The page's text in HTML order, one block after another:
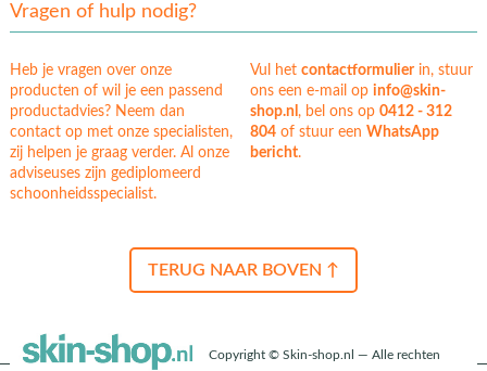
Vragen of hulp nodig?
Heb je vragen over onze
producten of wil je een passend
productadvies? Neem dan
contact op met onze specialisten,
zij helpen je graag verder. Al onze
adviseuses zijn gediplomeerd
schoonheidsspecialist.
Vul hetcontactformulierin, stuur
ons een e-mail opinfo@skin-
shop.nl , bel ons op0412 - 312
804 of stuur eenWhatsApp
bericht.
TERUG NAAR BOVEN ↑
Copyright © Skin-shop.nl — Alle rechten